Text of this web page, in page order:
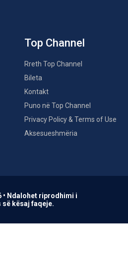
Top Channel
Rreth Top Channel
Bileta
Kontakt
Puno në Top Channel
Privacy Policy & Terms of Use
Aksesueshmëria
• Ndalohet riprodhimi i
kësaj faqeje.